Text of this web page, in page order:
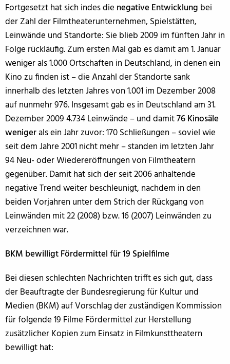
Fortgesetzt hat sich indes die negative Entwicklung bei
der Zahl der Filmtheaterunternehmen, Spielstätten,
Leinwände und Standorte: Sie blieb 2009 im fünften Jahr in
Folge rückläufig. Zum ersten Mal gab es damit am 1. Januar
weniger als 1.000 Ortschaften in Deutschland, in denen ein
Kino zu finden ist – die Anzahl der Standorte sank
innerhalb des letzten Jahres von 1.001 im Dezember 2008
auf nunmehr 976. Insgesamt gab es in Deutschland am 31.
Dezember 2009 4.734 Leinwände – und damit76 Kinosäle
wenigerals ein Jahr zuvor: 170 Schließungen – soviel wie
seit dem Jahre 2001 nicht mehr – standen im letzten Jahr
94 Neu- oder Wiedereröffnungen von Filmtheatern
gegenüber. Damit hat sich der seit 2006 anhaltende
negative Trend weiter beschleunigt, nachdem in den
beiden Vorjahren unter dem Strich der Rückgang von
Leinwänden mit 22 (2008) bzw. 16 (2007) Leinwänden zu
verzeichnen war.
BKM bewilligt Fördermittel für 19 Spielfilme
Bei diesen schlechten Nachrichten trifft es sich gut, dass
der Beauftragte der Bundesregierung für Kultur und
Medien (BKM) auf Vorschlag der zuständigen Kommission
für folgende 19 Filme Fördermittel zur Herstellung
zusätzlicher Kopien zum Einsatz in Filmkunsttheatern
bewilligt hat: